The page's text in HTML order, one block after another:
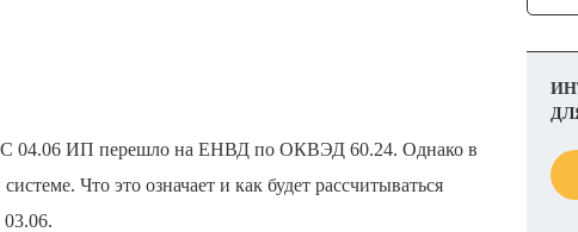
С 04.06 ИП перешло на ЕНВД по ОКВЭД 60.24. Однако в
Что это означает и как будет рассчитываться